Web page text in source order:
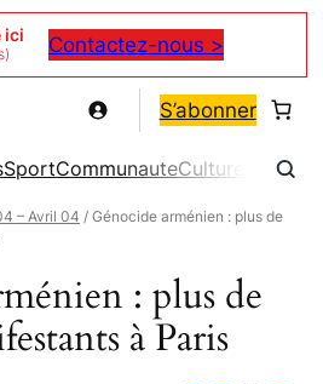
ici Contactez-nous >
S’abonner
SportCommunauteCulture
– Avril 04 / Génocide arménien : plus de
: plus de
à Paris